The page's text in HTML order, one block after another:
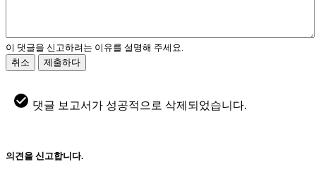
이 댓글을 신고하려는 이유를 설명해 주세요.
취소
제출하다
댓글 보고서가 성공적으로 삭제되었습니다.
의견을 신고합니다.